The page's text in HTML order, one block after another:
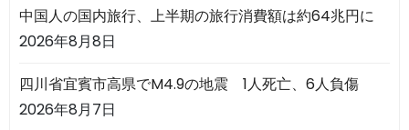
中国人の国内旅行、上半期の旅行消費額は約64兆円に
2026年8月8日
四川省宜賓市高県でM4.9の地震 1人死亡、6人負傷
2026年8月7日